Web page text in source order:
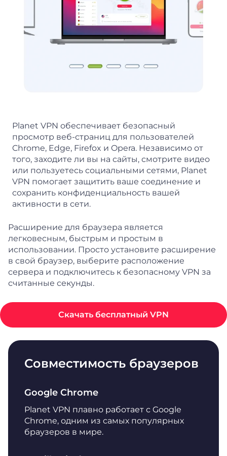
Planet VPN обеспечивает безопасный
просмотр веб-страниц для пользователей
Chrome, Edge, Firefox и Opera. Независимо от
того, заходите ли вы на сайты, смотрите видео
или пользуетесь социальными сетями, Planet
VPN помогает защитить ваше соединение и
сохранить конфиденциальность вашей
активности в сети.
Расширение для браузера является
легковесным, быстрым и простым в
использовании. Просто установите расширение
в свой браузер, выберите расположение
сервера и подключитесь к безопасному VPN за
считанные секунды.
Скачать бесплатный VPN
Совместимость браузеров
Google Chrome
Planet VPN плавно работает с Google
Chrome, одним из самых популярных
браузеров в мире.